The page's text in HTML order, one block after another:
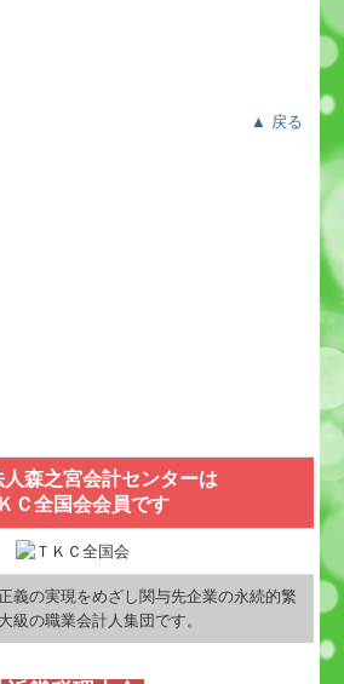
森之宮会計センターは
Ｃ全国会会員です
義の実現をめざし関与先企業の永続的繁
級の職業会計人集団です。
▲ 戻る